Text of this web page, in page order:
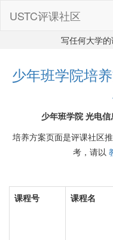
USTC评课社区
写任何大学
少年班学院培
少年班学院 光电
培养方案页面是评课社区
考，请以
课程号 课程名